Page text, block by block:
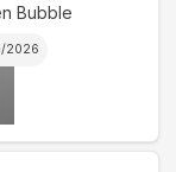
Bubble
2026